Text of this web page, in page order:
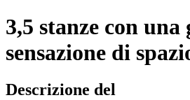
3,5 stanze con una
sensazione di
Descrizione del